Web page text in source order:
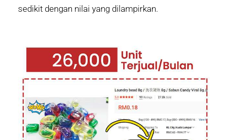
sedikit dengan nilai yang dilampirkan.